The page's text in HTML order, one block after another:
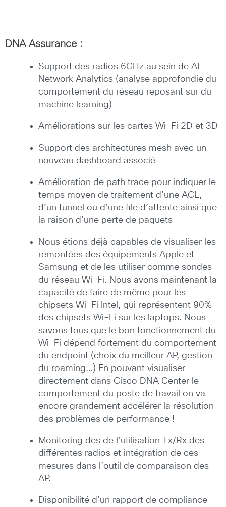
DNA Assurance :
Support des radios 6GHz au sein de AI
Network Analytics (analyse approfondie du
comportement du réseau reposant sur du
machine learning)
Améliorations sur les cartes Wi-Fi 2D et 3D
Support des architectures mesh avec un
nouveau dashboard associé
Amélioration de path trace pour indiquer le
temps moyen de traitement d’une ACL,
d’un tunnel ou d’une file d’attente ainsi que
la raison d’une perte de paquets
Nous étions déjà capables de visualiser les
remontées des équipements Apple et
Samsung et de les utiliser comme sondes
du réseau Wi-Fi. Nous avons maintenant la
capacité de faire de même pour les
chipsets Wi-Fi Intel, qui représentent 90%
des chipsets Wi-Fi sur les laptops. Nous
savons tous que le bon fonctionnement du
Wi-Fi dépend fortement du comportement
du endpoint (choix du meilleur AP, gestion
du roaming…) En pouvant visualiser
directement dans Cisco DNA Center le
comportement du poste de travail on va
encore grandement accélérer la résolution
des problèmes de performance !
Monitoring des de l’utilisation Tx/Rx des
différentes radios et intégration de ces
mesures dans l’outil de comparaison des
AP.
Disponibilité d’un rapport de compliance